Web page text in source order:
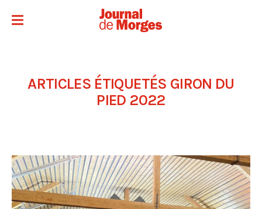
ARTICLES ÉTIQUETÉS GIRON DU
PIED 2022